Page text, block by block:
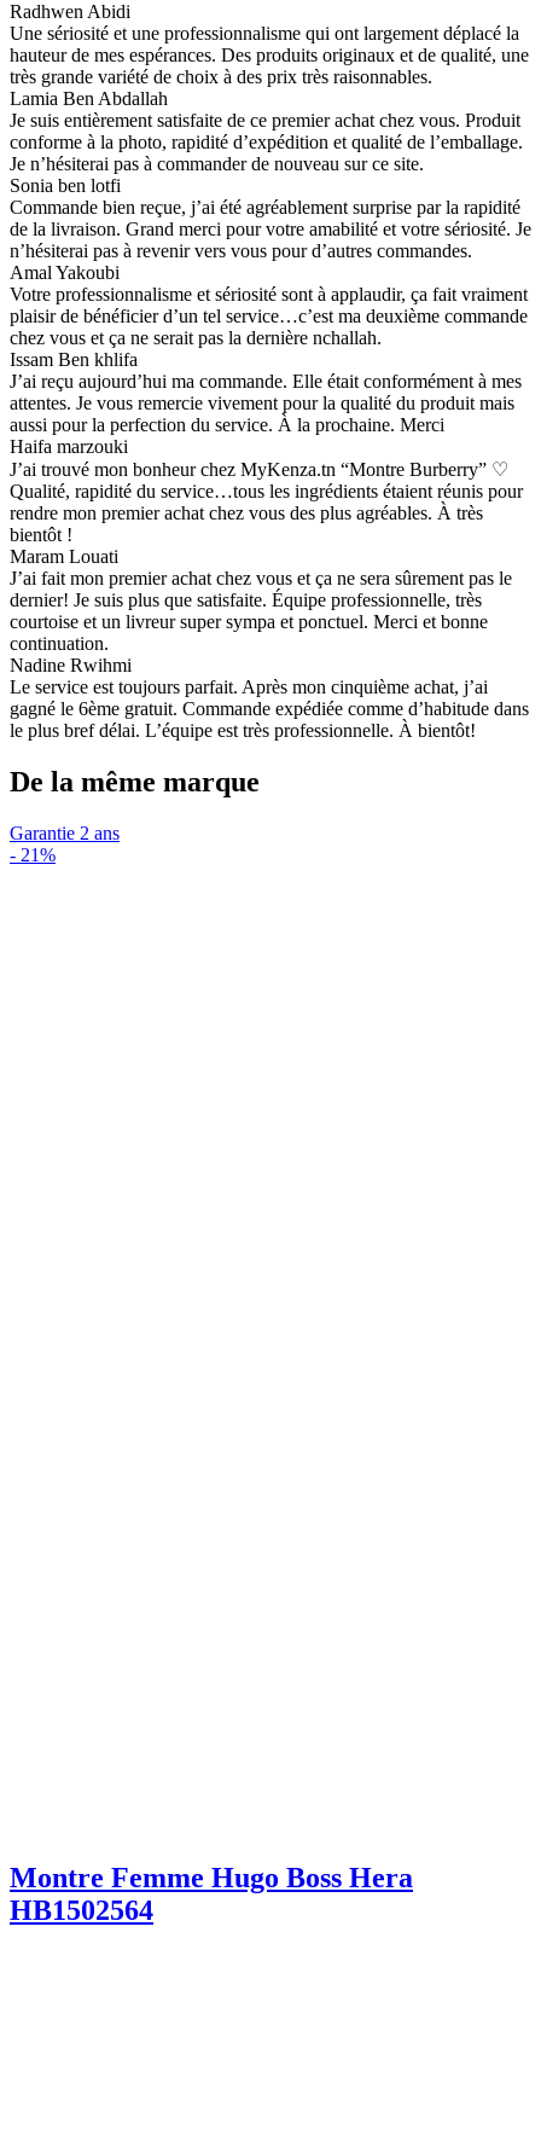
Radhwen Abidi
Une sériosité et une professionnalisme qui ont largement déplacé la
hauteur de mes espérances. Des produits originaux et de qualité, une
très grande variété de choix à des prix très raisonnables.
Lamia Ben Abdallah
Je suis entièrement satisfaite de ce premier achat chez vous. Produit
conforme à la photo, rapidité d’expédition et qualité de l’emballage.
Je n’hésiterai pas à commander de nouveau sur ce site.
Sonia ben lotfi
Commande bien reçue, j’ai été agréablement surprise par la rapidité
de la livraison. Grand merci pour votre amabilité et votre sériosité. Je
n’hésiterai pas à revenir vers vous pour d’autres commandes.
Amal Yakoubi
Votre professionnalisme et sériosité sont à applaudir, ça fait vraiment
plaisir de bénéficier d’un tel service…c’est ma deuxième commande
chez vous et ça ne serait pas la dernière nchallah.
Issam Ben khlifa
J’ai reçu aujourd’hui ma commande. Elle était conformément à mes
attentes. Je vous remercie vivement pour la qualité du produit mais
aussi pour la perfection du service. À la prochaine. Merci
Haifa marzouki
J’ai trouvé mon bonheur chez MyKenza.tn “Montre Burberry” ♡
Qualité, rapidité du service…tous les ingrédients étaient réunis pour
rendre mon premier achat chez vous des plus agréables. À très
bientôt !
Maram Louati
J’ai fait mon premier achat chez vous et ça ne sera sûrement pas le
dernier! Je suis plus que satisfaite. Équipe professionnelle, très
courtoise et un livreur super sympa et ponctuel. Merci et bonne
continuation.
Nadine Rwihmi
Le service est toujours parfait. Après mon cinquième achat, j’ai
gagné le 6ème gratuit. Commande expédiée comme d’habitude dans
le plus bref délai. L’équipe est très professionnelle. À bientôt!
De la même marque
Garantie 2 ans
- 21%
Montre Femme Hugo Boss Hera
HB1502564